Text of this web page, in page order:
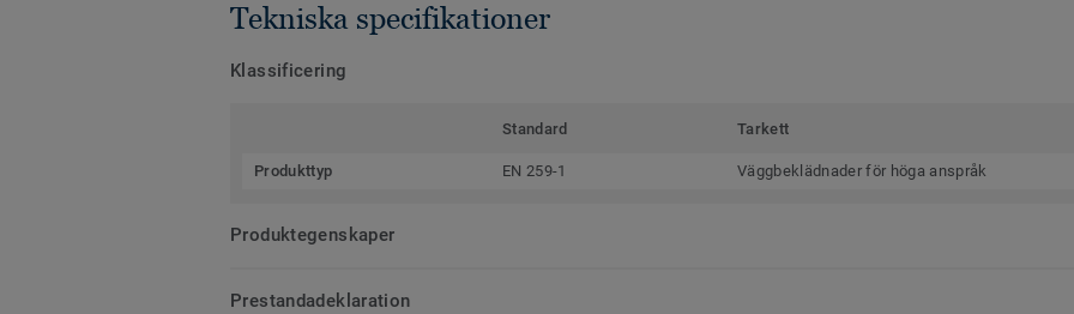
Tekniska specifikationer
Klassificering
Standard Tarkett
Produkttyp EN 259-1 Väggbeklädnader för höga anspråk
Produktegenskaper
Prestandadeklaration